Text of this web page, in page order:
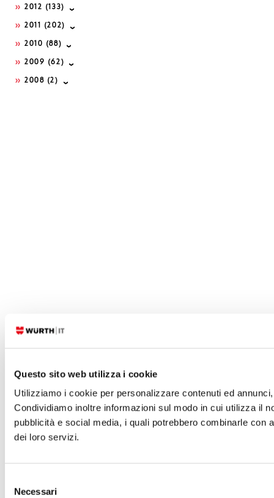
Questo sito web utilizza i cookie
Utilizziamo i cookie per personalizzare contenuti ed
Condividiamo inoltre informazioni sul modo in cui utilizza il
pubblicità e social media, i quali potrebbero combinarle
dei loro servizi.
delNecessari
2012 (133)
2011 (202)
2010 (88)
2009 (62)
2008 (2)